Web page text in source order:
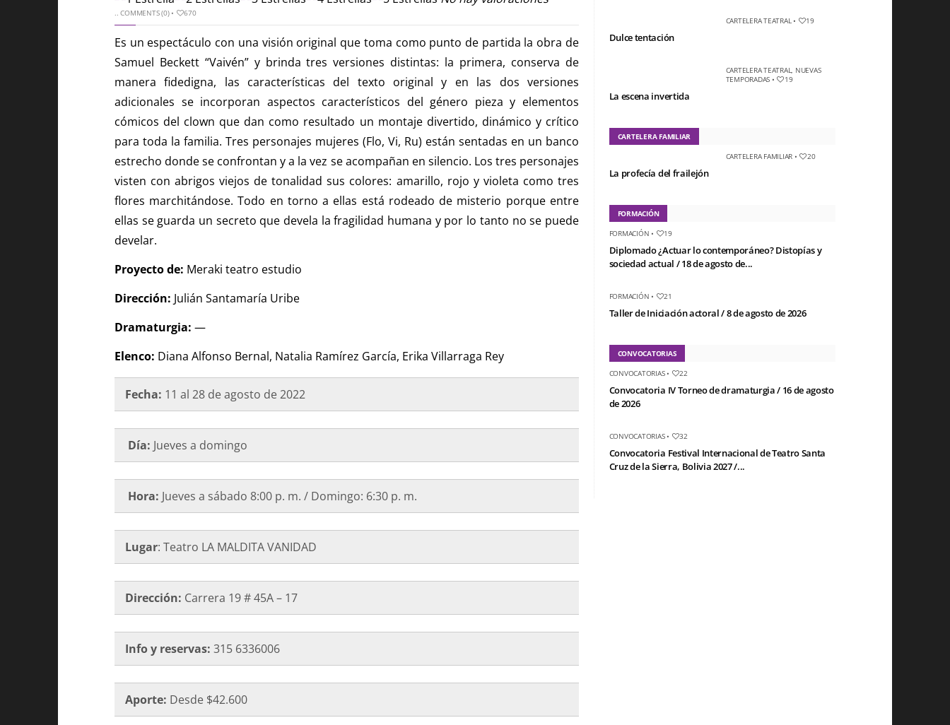
..COMMENTS (0)• 670
Es un espectáculo con una visión original que toma como punto de partida la obra de
Samuel Beckett “Vaivén” y brinda tres versiones distintas: la primera, conserva de
manera fidedigna, las características del texto original y en las dos versiones
adicionales se incorporan aspectos característicos del género pieza y elementos
cómicos del clown que dan como resultado un montaje divertido, dinámico y crítico
para toda la familia. Tres personajes mujeres (Flo, Vi, Ru) están sentadas en un banco
estrecho donde se confrontan y a la vez se acompañan en silencio. Los tres personajes
visten con abrigos viejos de tonalidad sus colores: amarillo, rojo y violeta como tres
flores marchitándose. Todo en torno a ellas está rodeado de misterio porque entre
ellas se guarda un secreto que devela la fragilidad humana y por lo tanto no se puede
develar.
Proyecto de: Meraki teatro estudio
Dirección: Julián Santamaría Uribe
Dramaturgia: —
Elenco: Diana Alfonso Bernal, Natalia Ramírez García, Erika Villarraga Rey
Fecha: 11 al 28 de agosto de 2022
Día: Jueves a domingo
Hora: Jueves a sábado 8:00 p. m. / Domingo: 6:30 p. m.
Lugar: Teatro LA MALDITA VANIDAD
Dirección: Carrera 19 # 45A – 17
Info y reservas: 315 6336006
Aporte: Desde $42.600
CARTELERA TEATRAL• 19
Dulce tentación
CARTELERA TEATRAL, NUEVAS
TEMPORADAS • 19
La escena invertida
CARTELERA FAMILIAR
CARTELERA FAMILIAR • 20
La profecía del frailejón
FORMACIÓN
FORMACIÓN • 19
Diplomado ¿Actuar lo contemporáneo? Distopías y
sociedad actual / 18 de agosto de...
FORMACIÓN • 21
Taller de Iniciación actoral / 8 de agosto de 2026
CONVOCATORIAS
CONVOCATORIAS• 22
Convocatoria IV Torneo de dramaturgia / 16 de agosto
de 2026
CONVOCATORIAS• 32
Convocatoria Festival Internacional de Teatro Santa
Cruz de la Sierra, Bolivia 2027 /...